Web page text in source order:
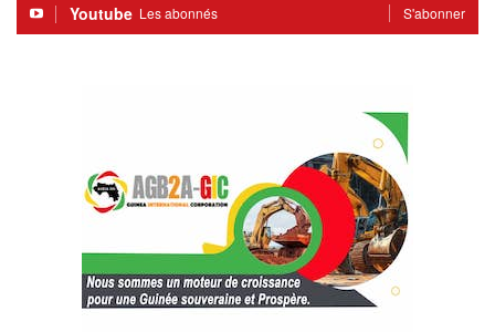
Youtube Les abonnés S'abonner